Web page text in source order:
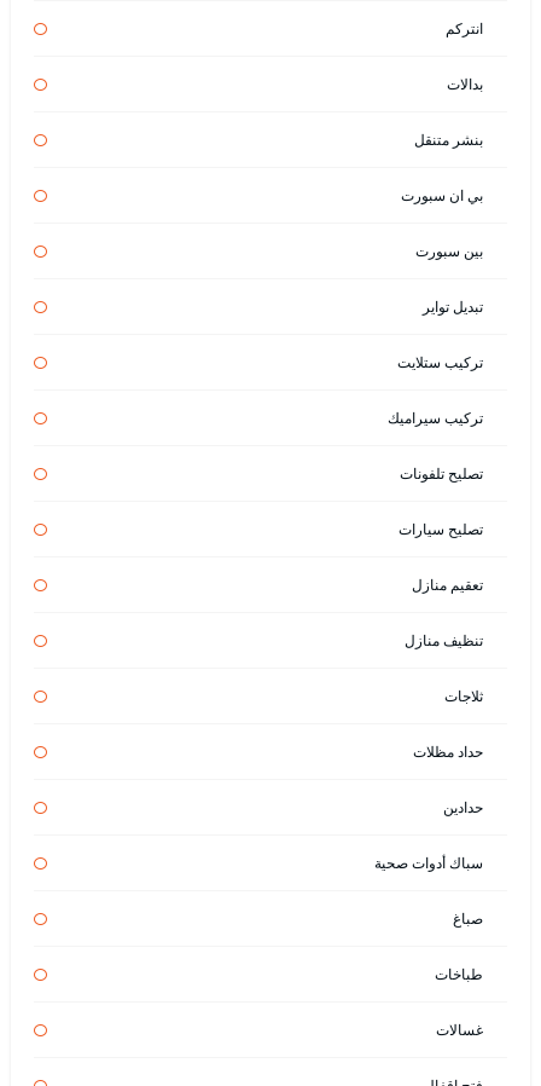
انتركم
بدالات
بنشر متنقل
بي ان سبورت
بين سبورت
تبديل تواير
تركيب ستلايت
تركيب سيراميك
تصليح تلفونات
تصليح سيارات
تعقيم منازل
تنظيف منازل
ثلاجات
حداد مظلات
حدادين
سباك أدوات صحية
صباغ
طباخات
غسالات